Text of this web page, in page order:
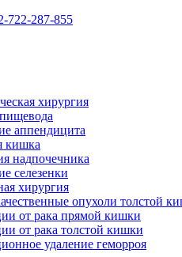
722-287-855
хирургия
аппендицита
кишка
надпочечника
селезенки
хирургия
опухоли толстой
от рака прямой кишки
от рака толстой кишки
удаление геморроя